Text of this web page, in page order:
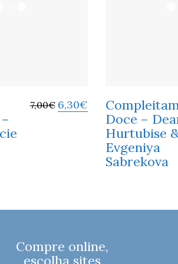
7,00€ 6,30€
Doce –
Hurtubise
Evgeniya
Sabrekova
Compre online,
escolha sites